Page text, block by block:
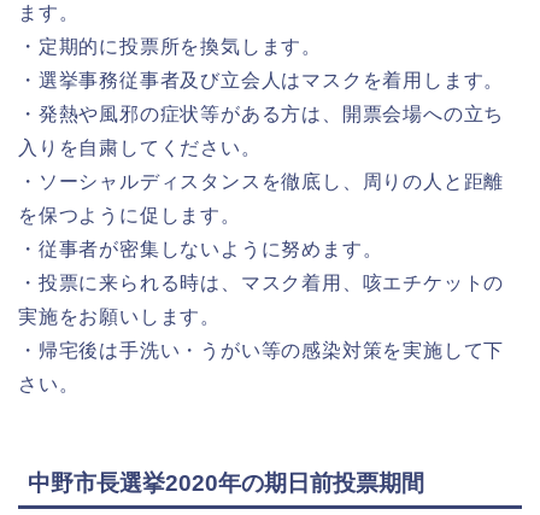
ます。
・定期的に投票所を換気します。
・選挙事務従事者及び立会人はマスクを着用します。
・発熱や風邪の症状等がある方は、開票会場への立ち
入りを自粛してください。
・ソーシャルディスタンスを徹底し、周りの人と距離
を保つように促します。
・従事者が密集しないように努めます。
・投票に来られる時は、マスク着用、咳エチケットの
実施をお願いします。
・帰宅後は手洗い・うがい等の感染対策を実施して下
さい。
中野市長選挙2020年の期日前投票期間